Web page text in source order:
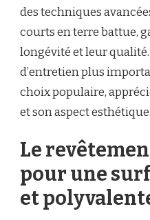
des techniques
courts en terre battue,
longévité et leur
d’entretien plus
choix populaire,
et son aspect esthétique.
Le
pour une
et